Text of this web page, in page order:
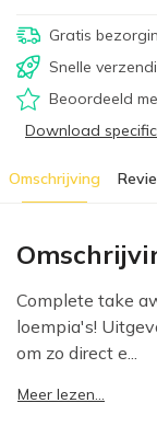
Gratis
Snelle
Beoordeeld
Download
Omschrijving
Complete take
loempia's!
om zo direct e...
Meer lezen...